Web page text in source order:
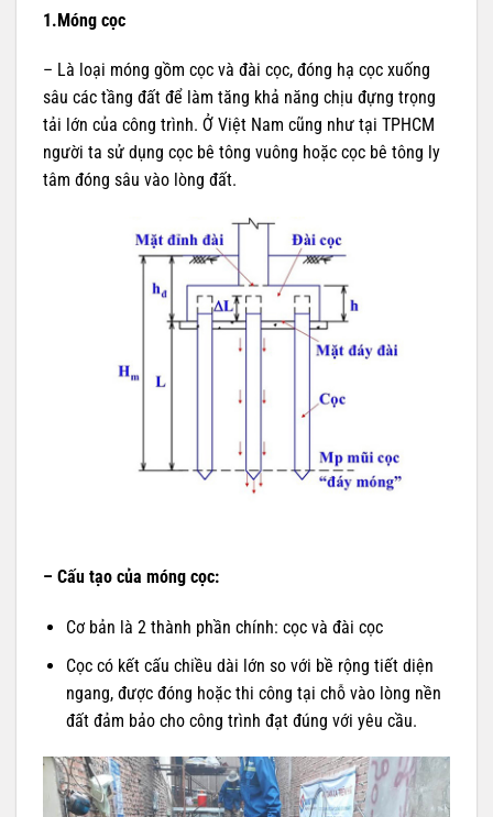
1.Móng cọc
– Là loại móng gồm cọc và đài cọc, đóng hạ cọc xuống
sâu các tầng đất để làm tăng khả năng chịu đựng trọng
tải lớn của công trình. Ở Việt Nam cũng như tại TPHCM
người ta sử dụng cọc bê tông vuông hoặc cọc bê tông ly
tâm đóng sâu vào lòng đất.
– Cấu tạo của móng cọc:
Cơ bản là 2 thành phần chính: cọc và đài cọc
Cọc có kết cấu chiều dài lớn so với bề rộng tiết diện
ngang, được đóng hoặc thi công tại chỗ vào lòng nền
đất đảm bảo cho công trình đạt đúng với yêu cầu.